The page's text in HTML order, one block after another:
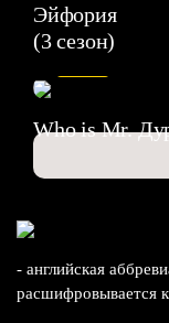
Эйфория
(3 сезон)
Who is Mr.
- английская
расшифровывается